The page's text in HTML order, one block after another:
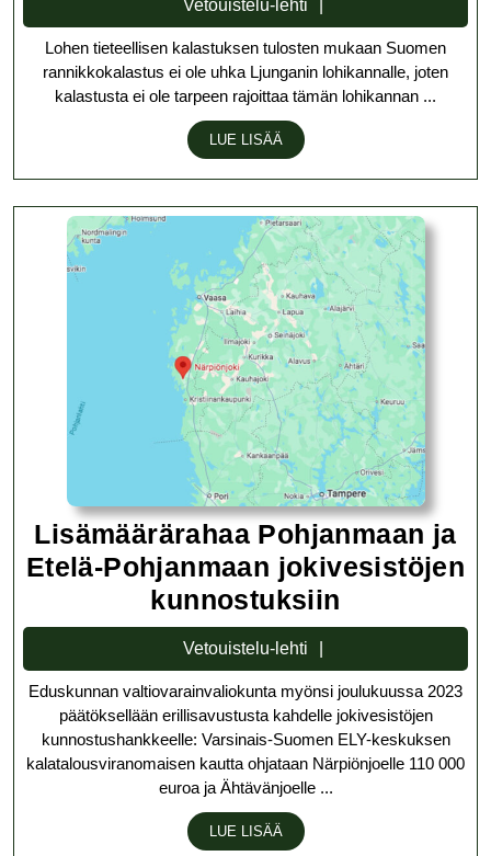
Vetouistelu-lehti
lehti
Lohen tieteellisen kalastuksen tulosten mukaan Suomen
rannikkokalastus ei ole uhka Ljunganin lohikannalle, joten
kalastusta ei ole tarpeen rajoittaa tämän lohikannan ...
LUE LISÄÄ LUE
LISÄÄ
Lisämäärärahaa Pohjanmaan ja
Etelä-Pohjanmaan jokivesistöjen
kunnostuksiin
ja
Etelä-
Vetouistelu-lehti
lehti
Eduskunnan valtiovarainvaliokunta myönsi joulukuussa 2023
päätöksellään erillisavustusta kahdelle jokivesistöjen
kunnostushankkeelle: Varsinais-Suomen ELY-keskuksen
kalatalousviranomaisen kautta ohjataan Närpiönjoelle 110 000
euroa ja Ähtävänjoelle ...
LUE LISÄÄ LUE
LISÄÄ